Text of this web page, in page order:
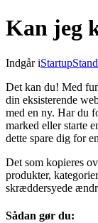
Kan jeg
Indgår iStartup
Det kan du! Med
din eksisterende
med en ny. Har du
marked eller starte
dette spare dig for
Det som kopieres
produkter,
skræddersyede
Sådan gør du: